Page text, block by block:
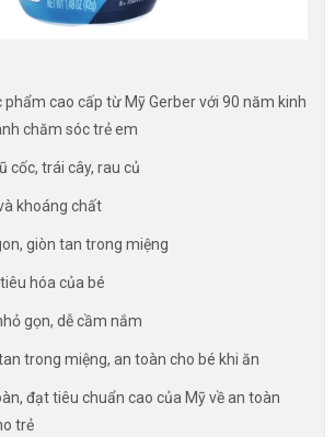
cao cấp từ Mỹ Gerber với 90 năm kinh
chăm sóc trẻ em
cốc, trái cây, rau củ
khoáng chất
giòn tan trong miệng
hóa của bé
gọn, dễ cầm nắm
trong miệng, an toàn cho bé khi ăn
đạt tiêu chuẩn cao của Mỹ về an toàn
trẻ